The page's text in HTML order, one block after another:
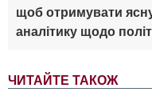
щоб отримувати
аналітику щодо
ЧИТАЙТЕ ТАКОЖ